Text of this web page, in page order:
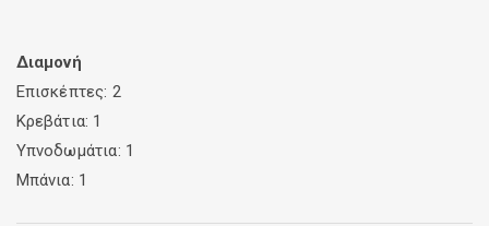
Διαμονή
Επισκέπτες: 2
Κρεβάτια: 1
Υπνοδωμάτια: 1
Μπάνια: 1